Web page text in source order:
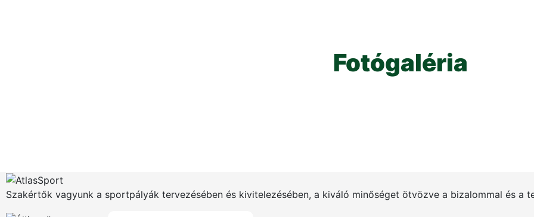
Fotógaléria
Szakértők vagyunk a sportpályák tervezésében és kivitelezésében, a kiváló minőséget ötvözve a bizalommal és a